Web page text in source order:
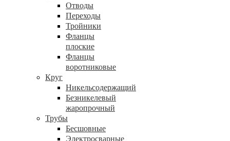
Отводы
Переходы
Тройники
Фланцы
плоские
Фланцы
воротниковые
Круг
Никельсодержащий
Безникелевый
жаропрочный
Трубы
Бесшовные
Электросварные